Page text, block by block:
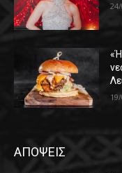
ΑΠΟΨΕΙΣ